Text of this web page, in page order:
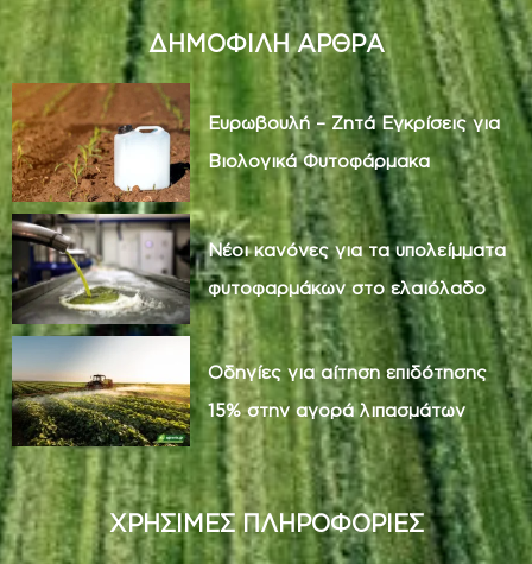
ΔΗΜΟΦΙΛΗ ΑΡΘΡΑ
Ευρωβουλή – Ζητά Εγκρίσεις για
Βιολογικά Φυτοφάρμακα
Νέοι κανόνες για τα υπολείμματα
φυτοφαρμάκων στο ελαιόλαδο
Οδηγίες για αίτηση επιδότησης
15% στην αγορά λιπασμάτων
ΧΡΗΣΙΜΕΣ ΠΛΗΡΟΦΟΡΙΕΣ